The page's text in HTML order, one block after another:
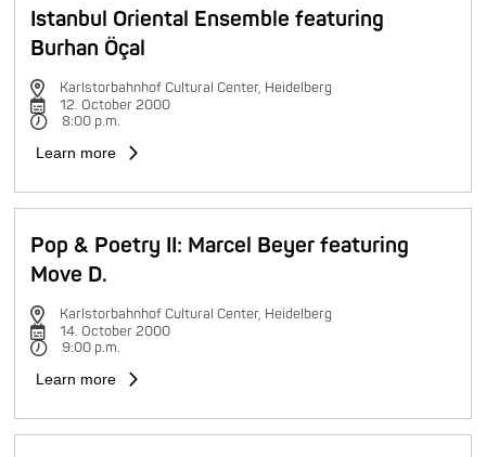
Istanbul Oriental Ensemble featuring
Burhan Öçal
Karlstorbahnhof Cultural Center, Heidelberg
12. October 2000
8:00 p.m.
Learn more
Pop & Poetry II: Marcel Beyer featuring
Move D.
Karlstorbahnhof Cultural Center, Heidelberg
14. October 2000
9:00 p.m.
Learn more